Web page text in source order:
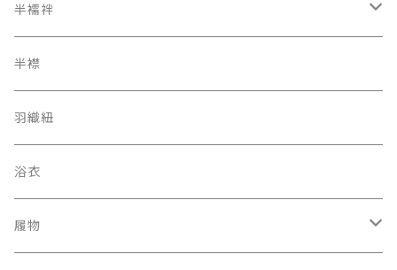
オリジナルキモノ
アンティーク レトロ
半襦袢
二部式長襦袢
半襟
羽織紐
浴衣
履物